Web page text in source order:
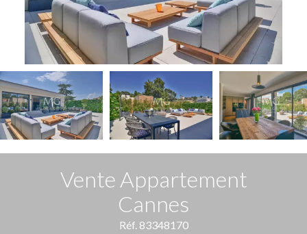
Vente Appartement
Cannes
Réf. 83348170